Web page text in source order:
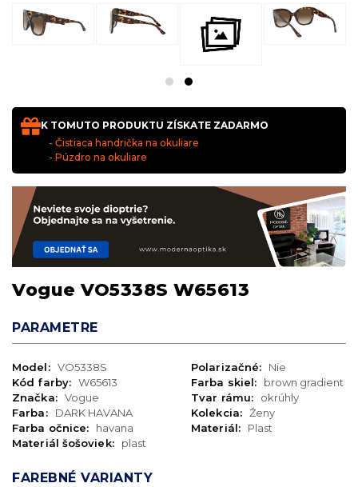
K TOMUTO PRODUKTU ZÍSKATE ZADARMO
- Čistiaca handrička na okuliare
- Púzdro na okuliare
Vogue VO5338S W65613
PARAMETRE
Model: VO5338S
Kód farby: W65613
Značka: Vogue
Farba:
DARK HAVANA
Farba očnice:
havana
Materiál šošoviek:
plast
Polarizačné:
Nie
Farba skiel:
brown gradient
Tvar rámu:
okrúhly
Kolekcia: Ženy
Materiál:
Plast
FAREBNÉ VARIANTY